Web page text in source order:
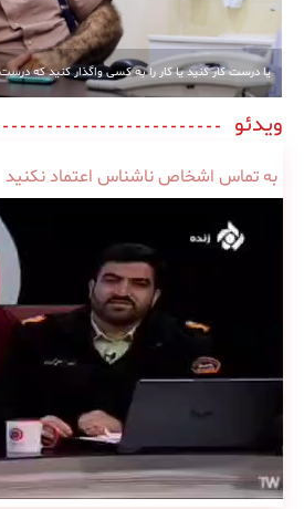
یا درست کار کنید یا کار را به کسی واگذار کنید که
ویدئو
به تماس اشخاص ناشناس اعتماد نکنید